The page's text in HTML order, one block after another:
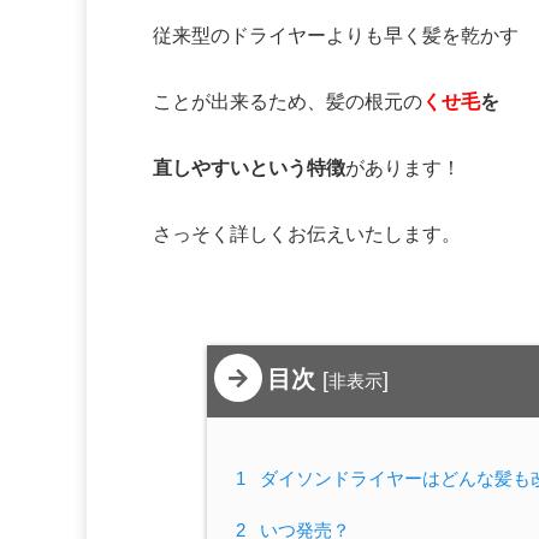
従来型のドライヤーよりも早く髪を乾かす
ことが出来るため、髪の根元の くせ毛を
直しやすいという特徴があります！
さっそく詳しくお伝えいたします。
目次 [非表示]
1 ダイソンドライヤーはどんな髪も
2 いつ発売？